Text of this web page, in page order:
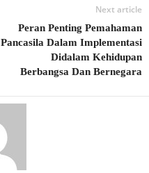
Next article
Peran Penting Pemahaman
Pancasila Dalam Implementasi
Didalam Kehidupan
Berbangsa Dan Bernegara